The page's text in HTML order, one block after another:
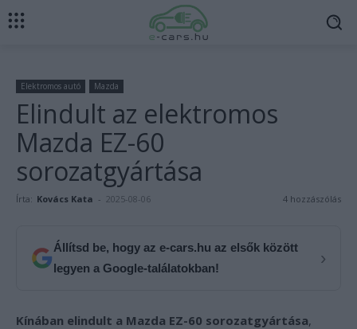
Elektromos autó Mazda
Elindult az elektromos
Mazda EZ-60
sorozatgyártása
Írta: Kovács Kata - 2025-08-06 4 hozzászólás
Állítsd be, hogy az e-cars.hu az elsők között
legyen a Google-találatokban!
›
Kínában elindult a Mazda EZ-60 sorozatgyártása,